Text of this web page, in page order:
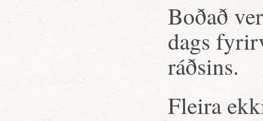
Boðað
dags
ráðsins.
Fleira